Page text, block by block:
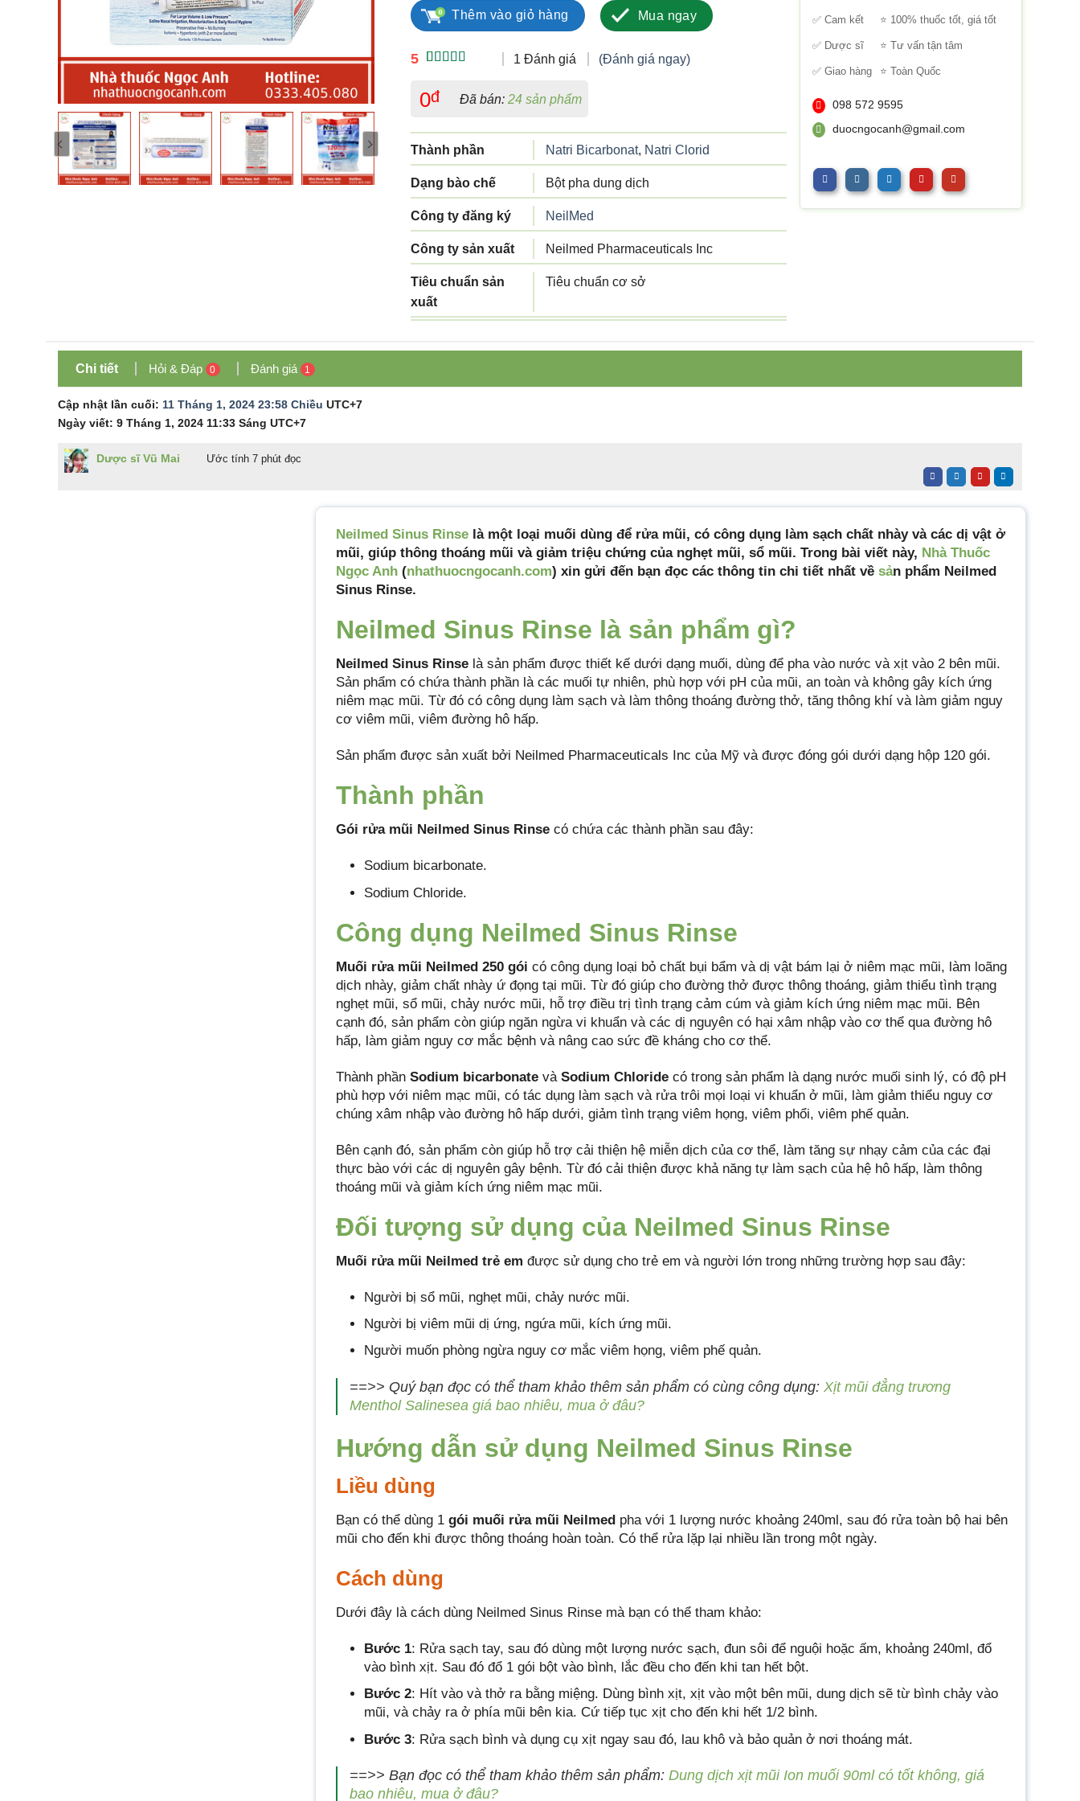
5
dựa trên
đánh giá
1 Đánh giá (Đánh giá ngay)
0đ Đã bán:24 sản phẩm
Thành phần Natri Bicarbonat, Natri Clorid
Dạng bào chế Bột pha dung dịch
Công ty đăng ký NeilMed
Công ty sản xuất Neilmed Pharmaceuticals Inc
Tiêu chuẩn sản
xuất
Tiêu chuẩn cơ sở
Thêm vào giỏ hàng Mua ngay ✅ Cam kết ⭐ 100% thuốc tốt, giá tốt
✅ Dược sĩ ⭐ Tư vấn tận tâm
✅ Giao hàng ⭐ Toàn Quốc
098 572 9595
duocngocanh@gmail.com
Chi tiết Hỏi & Đáp 0 Đánh giá 1
Cập nhật lần cuối: 11 Tháng 1, 2024 23:58 Chiều UTC+7
Ngày viết: 9 Tháng 1, 2024 11:33 Sáng UTC+7
Dược sĩ Vũ Mai Ước tính 7 phút đọc
Neilmed Sinus Rinse là một loại muối dùng để rửa mũi, có công dụng làm sạch chất nhày và các dị vật ở
mũi, giúp thông thoáng mũi và giảm triệu chứng của nghẹt mũi, sổ mũi. Trong bài viết này, Nhà Thuốc
Ngọc Anh (nhathuocngocanh.com) xin gửi đến bạn đọc các thông tin chi tiết nhất về sản phẩm Neilmed
Sinus Rinse.
Neilmed Sinus Rinse là sản phẩm gì?
Neilmed Sinus Rinse là sản phẩm được thiết kế dưới dạng muối, dùng để pha vào nước và xịt vào 2 bên mũi.
Sản phẩm có chứa thành phần là các muối tự nhiên, phù hợp với pH của mũi, an toàn và không gây kích ứng
niêm mạc mũi. Từ đó có công dụng làm sạch và làm thông thoáng đường thở, tăng thông khí và làm giảm nguy
cơ viêm mũi, viêm đường hô hấp.
Sản phẩm được sản xuất bởi Neilmed Pharmaceuticals Inc của Mỹ và được đóng gói dưới dạng hộp 120 gói.
Thành phần
Gói rửa mũi Neilmed Sinus Rinse có chứa các thành phần sau đây:
Sodium bicarbonate.
Sodium Chloride.
Công dụng Neilmed Sinus Rinse
Muối rửa mũi Neilmed 250 gói có công dụng loại bỏ chất bụi bẩm và dị vật bám lại ở niêm mạc mũi, làm loãng
dịch nhày, giảm chất nhày ứ đọng tại mũi. Từ đó giúp cho đường thở được thông thoáng, giảm thiểu tình trạng
nghẹt mũi, sổ mũi, chảy nước mũi, hỗ trợ điều trị tình trạng cảm cúm và giảm kích ứng niêm mạc mũi. Bên
cạnh đó, sản phẩm còn giúp ngăn ngừa vi khuẩn và các dị nguyên có hại xâm nhập vào cơ thể qua đường hô
hấp, làm giảm nguy cơ mắc bệnh và nâng cao sức đề kháng cho cơ thể.
Thành phần Sodium bicarbonate và Sodium Chloride có trong sản phẩm là dạng nước muối sinh lý, có độ pH
phù hợp với niêm mạc mũi, có tác dụng làm sạch và rửa trôi mọi loại vi khuẩn ở mũi, làm giảm thiểu nguy cơ
chúng xâm nhập vào đường hô hấp dưới, giảm tình trạng viêm họng, viêm phổi, viêm phế quản.
Bên cạnh đó, sản phẩm còn giúp hỗ trợ cải thiện hệ miễn dịch của cơ thể, làm tăng sự nhạy cảm của các đại
thực bào với các dị nguyên gây bệnh. Từ đó cải thiện được khả năng tự làm sạch của hệ hô hấp, làm thông
thoáng mũi và giảm kích ứng niêm mạc mũi.
Đối tượng sử dụng của Neilmed Sinus Rinse
Muối rửa mũi Neilmed trẻ em được sử dụng cho trẻ em và người lớn trong những trường hợp sau đây:
Người bị sổ mũi, nghẹt mũi, chảy nước mũi.
Người bị viêm mũi dị ứng, ngứa mũi, kích ứng mũi.
Người muốn phòng ngừa nguy cơ mắc viêm họng, viêm phế quản.
==>> Quý bạn đọc có thể tham khảo thêm sản phẩm có cùng công dụng: Xịt mũi đẳng trương
Menthol Salinesea giá bao nhiêu, mua ở đâu?
Hướng dẫn sử dụng Neilmed Sinus Rinse
Liều dùng
Bạn có thể dùng 1 gói muối rửa mũi Neilmed pha với 1 lượng nước khoảng 240ml, sau đó rửa toàn bộ hai bên
mũi cho đến khi được thông thoáng hoàn toàn. Có thể rửa lặp lại nhiều lần trong một ngày.
Cách dùng
Dưới đây là cách dùng Neilmed Sinus Rinse mà bạn có thể tham khảo:
Bước 1: Rửa sạch tay, sau đó dùng một lượng nước sạch, đun sôi để nguội hoặc ấm, khoảng 240ml, đổ
vào bình xịt. Sau đó đổ 1 gói bột vào bình, lắc đều cho đến khi tan hết bột.
Bước 2: Hít vào và thở ra bằng miệng. Dùng bình xịt, xịt vào một bên mũi, dung dịch sẽ từ bình chảy vào
mũi, và chảy ra ở phía mũi bên kia. Cứ tiếp tục xịt cho đến khi hết 1/2 bình.
Bước 3: Rửa sạch bình và dụng cụ xịt ngay sau đó, lau khô và bảo quản ở nơi thoáng mát.
==>> Bạn đọc có thể tham khảo thêm sản phẩm: Dung dịch xịt mũi Ion muối 90ml có tốt không, giá
bao nhiêu, mua ở đâu?